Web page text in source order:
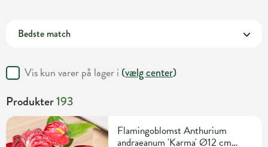
Vis kun varer på lager i (vælg center)
Produkter193
Flamingoblomst Anthurium
andraeanum 'Karma' Ø12 cm